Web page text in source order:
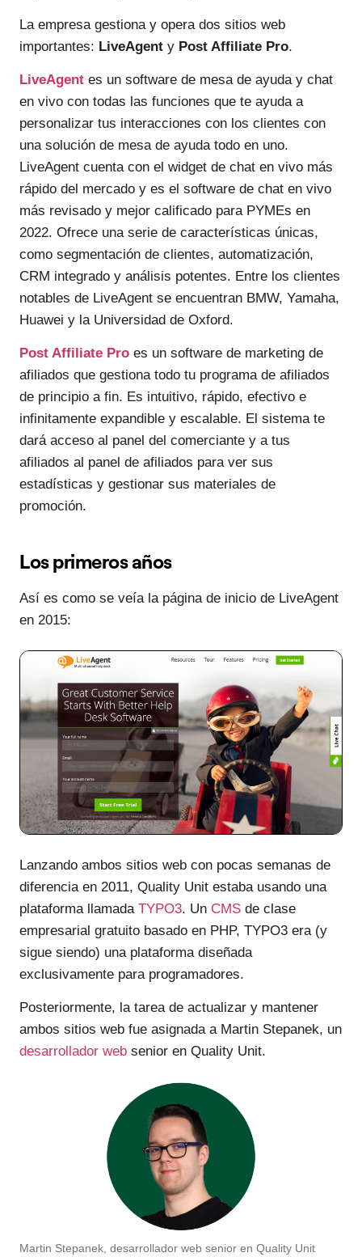
La empresa gestiona y opera dos sitios web
importantes: LiveAgent y Post Affiliate Pro.
LiveAgent es un software de mesa de ayuda y chat
en vivo con todas las funciones que te ayuda a
personalizar tus interacciones con los clientes con
una solución de mesa de ayuda todo en uno.
LiveAgent cuenta con el widget de chat en vivo más
rápido del mercado y es el software de chat en vivo
más revisado y mejor calificado para PYMEs en
2022. Ofrece una serie de características únicas,
como segmentación de clientes, automatización,
CRM integrado y análisis potentes. Entre los clientes
notables de LiveAgent se encuentran BMW, Yamaha,
Huawei y la Universidad de Oxford.
Post Affiliate Pro es un software de marketing de
afiliados que gestiona todo tu programa de afiliados
de principio a fin. Es intuitivo, rápido, efectivo e
infinitamente expandible y escalable. El sistema te
dará acceso al panel del comerciante y a tus
afiliados al panel de afiliados para ver sus
estadísticas y gestionar sus materiales de
promoción.
Los primeros años
Así es como se veía la página de inicio de LiveAgent
en 2015:
Lanzando ambos sitios web con pocas semanas de
diferencia en 2011, Quality Unit estaba usando una
plataforma llamada TYPO3. Un CMS de clase
empresarial gratuito basado en PHP, TYPO3 era (y
sigue siendo) una plataforma diseñada
exclusivamente para programadores.
Posteriormente, la tarea de actualizar y mantener
ambos sitios web fue asignada a Martin Stepanek, un
desarrollador web senior en Quality Unit.
Martin Stepanek, desarrollador web senior en Quality Unit